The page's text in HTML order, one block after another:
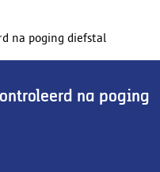
na poging diefstal
na poging